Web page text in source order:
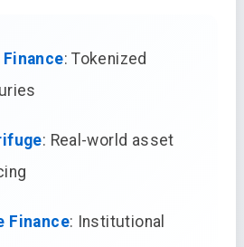
Finance: Tokenized
: Real-world asset
Finance: Institutional